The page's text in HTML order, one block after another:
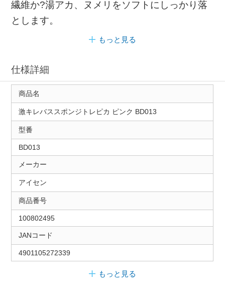
繊維か?湯アカ、ヌメリをソフトにしっかり落
とします。
もっと見る
仕様詳細
商品名
激キレバススポンジトレピカ ピンク BD013
型番
BD013
メーカー
アイセン
商品番号
100802495
JANコード
4901105272339
もっと見る